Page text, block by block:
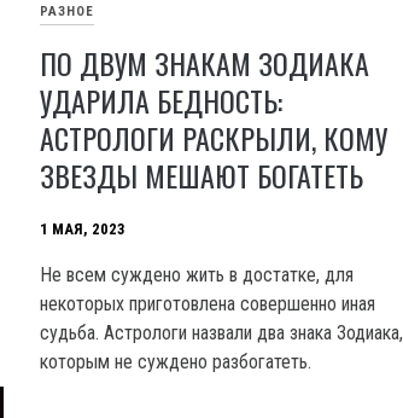
РАЗНОЕ
ПО ДВУМ ЗНАКАМ ЗОДИАКА
УДАРИЛА БЕДНОСТЬ:
АСТРОЛОГИ РАСКРЫЛИ, КОМУ
ЗВЕЗДЫ МЕШАЮТ БОГАТЕТЬ
1 МАЯ, 2023
Не всем суждено жить в достатке, для
некоторых приготовлена совершенно иная
судьба. Астрологи назвали два знака Зодиака,
которым не суждено разбогатеть.